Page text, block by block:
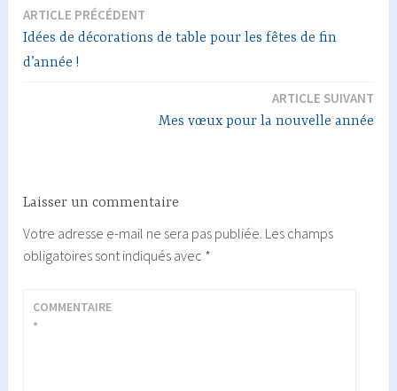
Navigation
de
ARTICLE PRÉCÉDENT
Idées de décorations de table pour les fêtes de fin
d’année !
ARTICLE SUIVANT
Mes vœux pour la nouvelle année
Laisser un commentaire
Votre adresse e-mail ne sera pas publiée. Les champs
obligatoires sont indiqués avec *
COMMENTAIRE
*